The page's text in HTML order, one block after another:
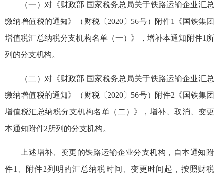
（一）对《财政部 国家税务总局关于铁路运输企业汇总
缴纳增值税的通知》（财税〔2020〕56号）附件1《国铁集团
增值税汇总纳税分支机构名单（一）》，增补本通知附件1所
列的分支机构。
（二）对《财政部 国家税务总局关于铁路运输企业汇总
缴纳增值税的通知》（财税〔2020〕56号）附件2《国铁集团
增值税汇总纳税分支机构名单（二）》，增补、取消、变更
本通知附件2所列的分支机构。
上述增补、变更的铁路运输企业分支机构，自本通知附
件1、附件2列明的汇总纳税时间、变更时间起，按照财税